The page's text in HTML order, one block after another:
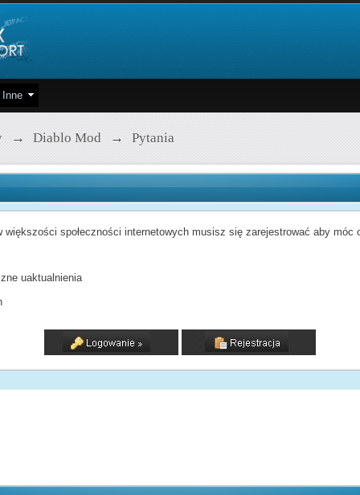
Inne
→ Diablo Mod → Pytania
większości społeczności internetowych musisz się zarejestrować aby
uaktualnienia